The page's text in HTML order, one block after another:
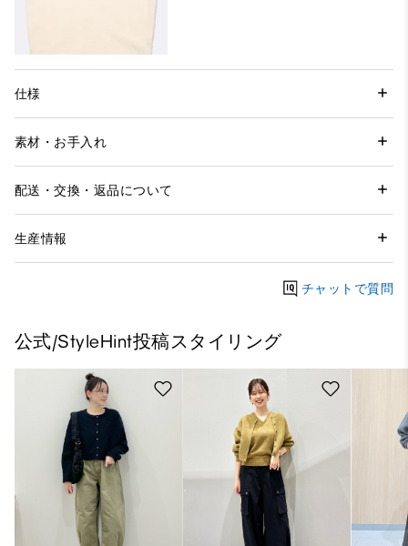
仕様
素材・お手入れ
配送・交換・返品について
生産情報
チャットで質問
公式/StyleHint投稿スタイリング